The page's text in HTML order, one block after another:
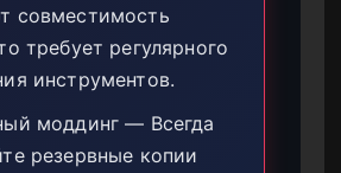
совместимость
требует регулярного
инструментов.
моддинг — Всегда
резервные копии